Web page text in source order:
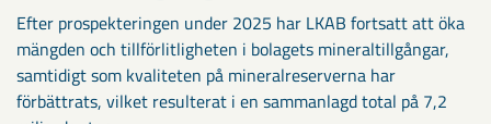
Efter prospekteringen under 2025 har LKAB fortsatt att öka
mängden och tillförlitligheten i bolagets mineraltillgångar,
samtidigt som kvaliteten på mineralreserverna har
förbättrats, vilket resulterat i en sammanlagd total på 7,2